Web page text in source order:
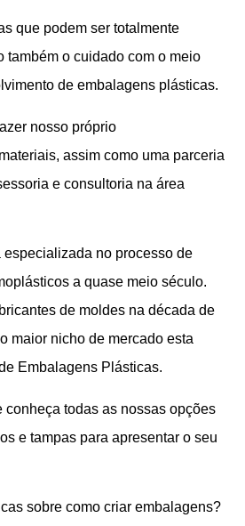
que podem ser totalmente
também o cuidado com o meio
de embalagens plásticas.
nosso próprio
assim como uma parceria
e consultoria na área
especializada no processo de
a quase meio século.
de moldes na década de
maior nicho de mercado esta
Embalagens Plásticas.
conheça todas as nossas opções
e tampas para apresentar o seu
sobre como criar embalagens?